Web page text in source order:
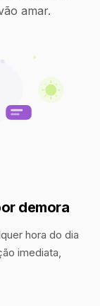
amar.
demora
hora do dia
imediata,